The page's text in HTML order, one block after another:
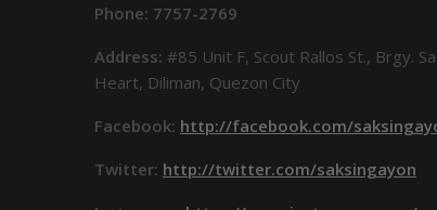
Phone: 7757-2769
Address: #85 Unit F, Scout Rallos St., Brgy.
Heart, Diliman, Quezon City
Facebook: http://facebook.com/
Twitter: http://twitter.com/saksingayon